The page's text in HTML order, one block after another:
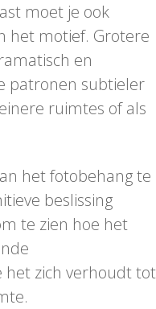
moet je ook
het motief. Grotere
en
patronen subtieler
ruimtes of als
het fotobehang te
beslissing
te zien hoe het
het zich verhoudt tot